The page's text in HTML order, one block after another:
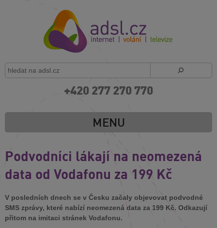
+420 277 270 770
MENU
Podvodníci lákají na neomezená
data od Vodafonu za 199 Kč
V posledních dnech se v Česku začaly objevovat podvodné
SMS zprávy, které nabízí neomezená data za 199 Kč. Odkazují
přitom na imitaci stránek Vodafonu.